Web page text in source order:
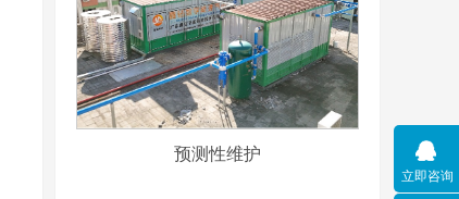
预测性维护
立即咨询